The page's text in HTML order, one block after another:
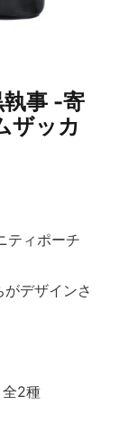
執事 -寄
ザッカ
ティポーチ
デザインさ
2種